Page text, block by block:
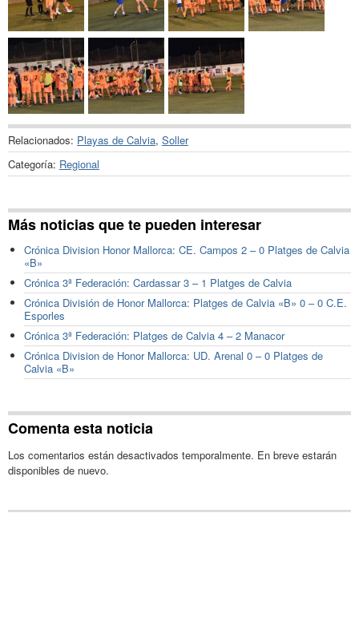
Relacionados: Playas de Calvia, Soller
Categoría: Regional
Más noticias que te pueden interesar
Crónica Division Honor Mallorca: CE. Campos 2 – 0 Platges de Calvia
«B»
Crónica 3ª Federación: Cardassar 3 – 1 Platges de Calvia
Crónica División de Honor Mallorca: Platges de Calvia «B» 0 – 0 C.E.
Esporles
Crónica 3ª Federación: Platges de Calvia 4 – 2 Manacor
Crónica Division de Honor Mallorca: UD. Arenal 0 – 0 Platges de
Calvia «B»
Comenta esta noticia
Los comentarios están desactivados temporalmente. En breve estarán
disponibles de nuevo.